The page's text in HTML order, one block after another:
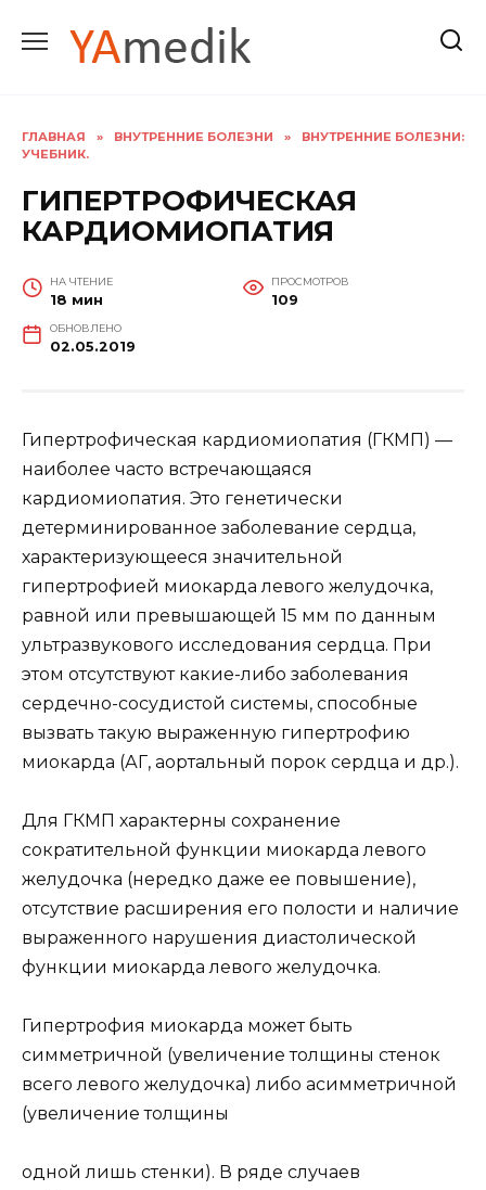
содержанию
ГЛАВНАЯ » ВНУТРЕННИЕ БОЛЕЗНИ »
ВНУТРЕННИЕ БОЛЕЗНИ:
УЧЕБНИК.
ГИПЕРТРОФИЧЕСКАЯ
КАРДИОМИОПАТИЯ
НА ЧТЕНИЕ
18 мин
ПРОСМОТРОВ
109
ОБНОВЛЕНО
02.05.2019
Гипертрофическая кардиомиопатия (ГКМП) —
наиболее часто встречающаяся
кардиомиопатия. Это генетически
детерминированное заболевание сердца,
характеризующееся значительной
гипертрофией миокарда левого желудочка,
равной или превышающей 15 мм по данным
ультразвукового исследования сердца. При
этом отсутствуют какие-либо заболевания
сердечно-сосудистой системы, способные
вызвать такую выраженную гипертрофию
миокарда (АГ, аортальный порок сердца и др.).
Для ГКМП характерны сохранение
сократительной функции миокарда левого
желудочка (нередко даже ее повышение),
отсутствие расширения его полости и наличие
выраженного нарушения диастолической
функции миокарда левого желудочка.
Гипертрофия миокарда может быть
симметричной (увеличение толщины стенок
всего левого желудочка) либо асимметричной
(увеличение толщины
одной лишь стенки). В ряде случаев